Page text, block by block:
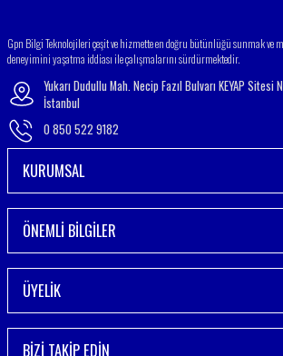
Gpn Bilgi Teknolojileri çeşit ve hizmette en doğru bütünlüğü sunmak ve
deneyimini yaşatma iddiası ile çalışmalarını sürdürmektedir.
Yukarı Dudullu Mah. Necip Fazıl Bulvarı KEYAP
İstanbul
0 850 522 9182
KURUMSAL
ÖNEMLİ BİLGİLER
ÜYELİK
BİZİ TAKİP EDİN